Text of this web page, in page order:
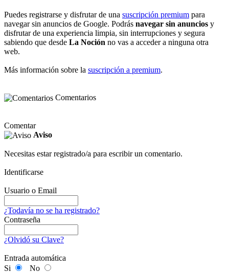
Puedes registrarse y disfrutar de una suscripción premium para
navegar sin anuncios de Google. Podrás navegar sin anuncios y
disfrutar de una experiencia limpia, sin interrupciones y segura
sabiendo que desde La Noción no vas a acceder a ninguna otra
web.
Más información sobre la suscripción a premium.
Comentarios
Comentar
Aviso
Necesitas estar registrado/a para escribir un comentario.
Identificarse
Usuario o Email
¿Todavía no se ha registrado?
Contraseña
¿Olvidó su Clave?
Entrada automática
Si
No